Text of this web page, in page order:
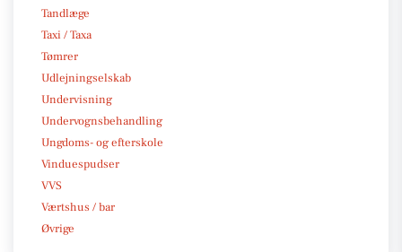
Tandlæge
Taxi / Taxa
Tømrer
Udlejningselskab
Undervisning
Undervognsbehandling
Ungdoms- og efterskole
Vinduespudser
VVS
Værtshus / bar
Øvrige